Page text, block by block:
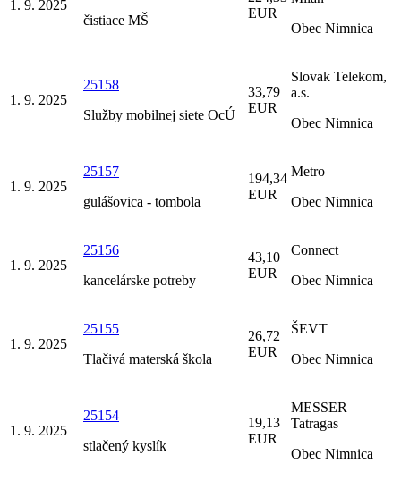
1. 9. 2025
čistiace MŠ
EUR
Obec Nimnica
1. 9. 2025
25158
Služby mobilnej siete OcÚ
33,79
EUR
Slovak Telekom,
a.s.
Obec Nimnica
1. 9. 2025
25157
gulášovica - tombola
194,34
EUR
Metro
Obec Nimnica
1. 9. 2025
25156
kancelárske potreby
43,10
EUR
Connect
Obec Nimnica
1. 9. 2025
25155
Tlačivá materská škola
26,72
EUR
ŠEVT
Obec Nimnica
1. 9. 2025
25154
stlačený kyslík
19,13
EUR
MESSER
Tatragas
Obec Nimnica